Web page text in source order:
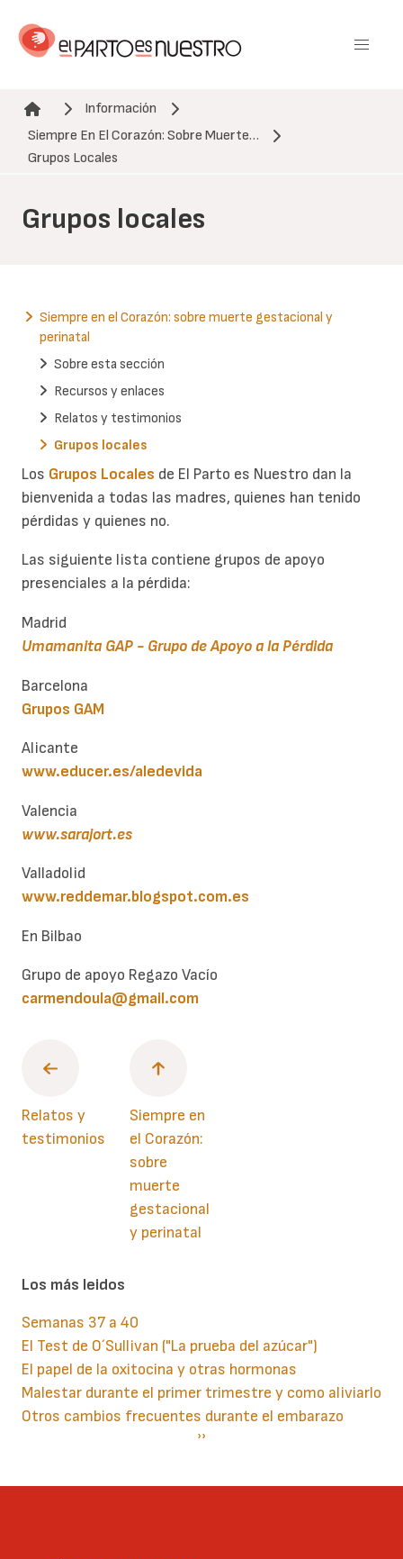
contenido
Ruta de navegación
Información
Siempre En El Corazón: Sobre Muerte…
Grupos Locales
Grupos locales
Los Grupos Locales de El Parto es Nuestro dan la
bienvenida a todas las madres, quienes han tenido
pérdidas y quienes no.
Las siguiente lista contiene grupos de apoyo
presenciales a la pérdida:
Madrid
Umamanita GAP - Grupo de Apoyo a la Pérdida
Barcelona
Grupos GAM
Alicante
www.educer.es/aledevida
Valencia
www.sarajort.es
Valladolid
www.reddemar.blogspot.com.es
En Bilbao
Grupo de apoyo Regazo Vacío
carmendoula@gmail.com
Relatos y
testimonios
Siempre en
el Corazón:
sobre
muerte
gestacional
y perinatal
Siempre en el Corazón: sobre muerte gestacional y
perinatal
Sobre esta sección
Recursos y enlaces
Relatos y testimonios
Grupos locales
Los más leidos
Semanas 37 a 40
El Test de O´Sullivan ("La prueba del azúcar")
El papel de la oxitocina y otras hormonas
Malestar durante el primer trimestre y como aliviarlo
Otros cambios frecuentes durante el embarazo
Siguiente
››